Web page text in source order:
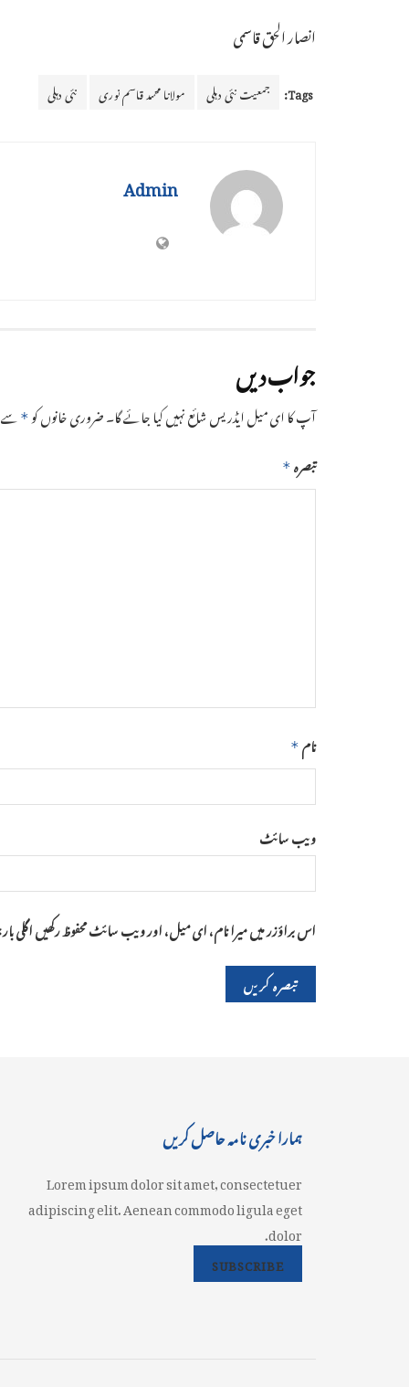
انصار الحق قاسمی
Tags: جمعیت نئی دہلی مولانا محمد قاسم نوری نئی دہلی
Admin
جواب دیں
آپ کا ای میل ایڈریس شائع نہیں کیا جائے گا۔ضروری خانوں کو* سے
تبصرہ *
نام *
ویب‌ سائٹ
اس براؤزر میں میرا نام، ای میل، اور ویب سائٹ محفوظ رکھیں اگلی
ہمارا خبری نامہ حاصل کریں
Lorem ipsum dolor sit amet, consectetuer
adipiscing elit. Aenean commodo ligula eget
dolor.
SUBSCRIBE